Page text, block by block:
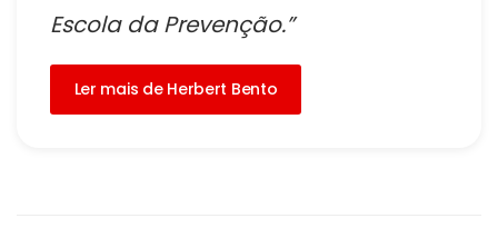
Escola da Prevenção.”
Ler mais de Herbert Bento